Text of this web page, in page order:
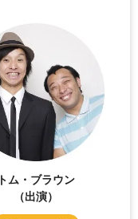
トム・ブラウン
（出演）